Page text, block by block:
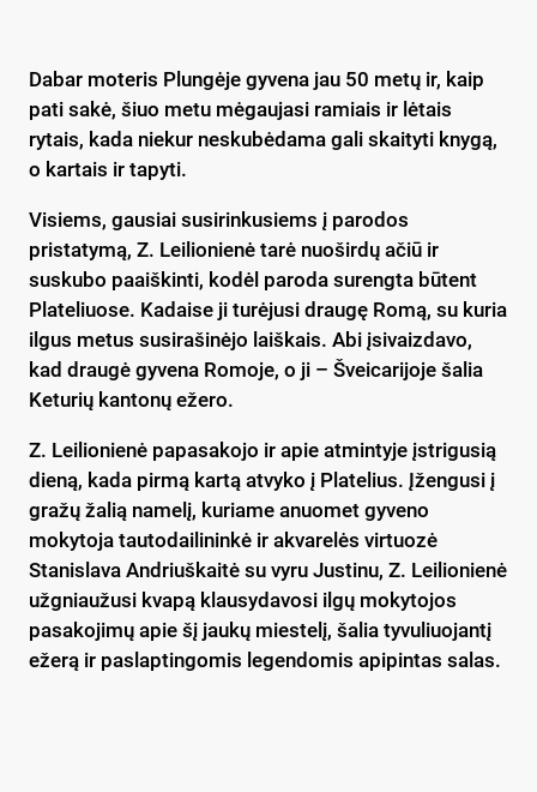
Dabar moteris Plungėje gyvena jau 50 metų ir, kaip
pati sakė, šiuo metu mėgaujasi ramiais ir lėtais
rytais, kada niekur neskubėdama gali skaityti knygą,
o kartais ir tapyti.
Visiems, gausiai susirinkusiems į parodos
pristatymą, Z. Leilionienė tarė nuoširdų ačiū ir
suskubo paaiškinti, kodėl paroda surengta būtent
Plateliuose. Kadaise ji turėjusi draugę Romą, su kuria
ilgus metus susirašinėjo laiškais. Abi įsivaizdavo,
kad draugė gyvena Romoje, o ji – Šveicarijoje šalia
Keturių kantonų ežero.
Z. Leilionienė papasakojo ir apie atmintyje įstrigusią
dieną, kada pirmą kartą atvyko į Platelius. Įžengusi į
gražų žalią namelį, kuriame anuomet gyveno
mokytoja tautodailininkė ir akvarelės virtuozė
Stanislava Andriuškaitė su vyru Justinu, Z. Leilionienė
užgniaužusi kvapą klausydavosi ilgų mokytojos
pasakojimų apie šį jaukų miestelį, šalia tyvuliuojantį
ežerą ir paslaptingomis legendomis apipintas salas.